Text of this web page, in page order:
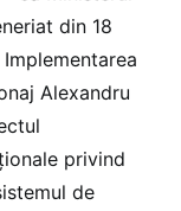
din 18
Alexandru
privind
de